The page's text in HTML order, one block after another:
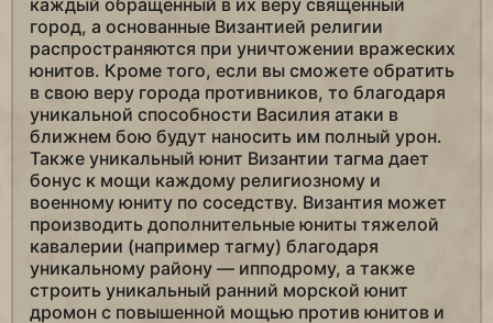
каждый обращенный в их веру священный
город, а основанные Византией религии
распространяются при уничтожении вражеских
юнитов. Кроме того, если вы сможете обратить
в свою веру города противников, то благодаря
уникальной способности Василия атаки в
ближнем бою будут наносить им полный урон.
Также уникальный юнит Византии тагма дает
бонус к мощи каждому религиозному и
военному юниту по соседству. Византия может
производить дополнительные юниты тяжелой
кавалерии (например тагму) благодаря
уникальному району — ипподрому, а также
строить уникальный ранний морской юнит
дромон с повышенной мощью против юнитов и